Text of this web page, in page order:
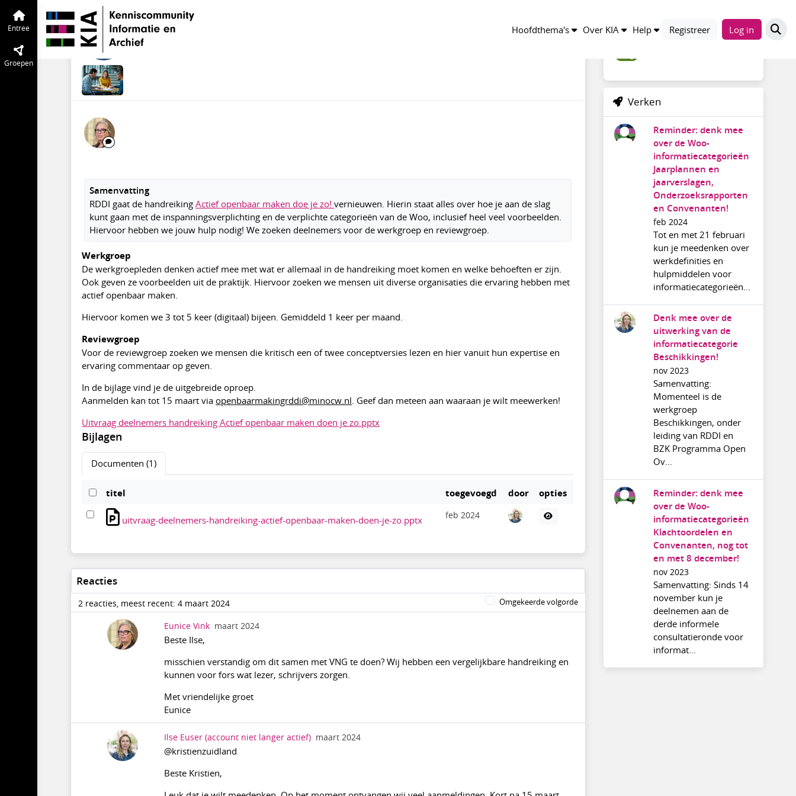
Hoofdthema's Over KIA Help Registreer Log in
Entree
Groepen
Informatiecategorieën Woo
Deelnemers gezocht voor de vernieuwde handreiking
feb 2024
Samenvatting
RDDI gaat de handreikingActief openbaar maken doe je zo!vernieuwen. Hierin staat alles over hoe je aan de slag
kunt gaan met de inspanningsverplichting en de verplichte categorieën van de Woo, inclusief heel veel voorbeelden.
Hiervoor hebben we jouw hulp nodig! We zoeken deelnemers voor de werkgroep en reviewgroep.
Werkgroep
De werkgroepleden denken actief mee met wat er allemaal in de handreiking moet komen en welke behoeften er zijn.
Ook geven ze voorbeelden uit de praktijk. Hiervoor zoeken we mensen uit diverse organisaties die ervaring hebben met
actief openbaar maken.
Hiervoor komen we 3 tot 5 keer (digitaal) bijeen. Gemiddeld 1 keer per maand.
Reviewgroep
Voor de reviewgroep zoeken we mensen die kritisch een of twee conceptversies lezen en hier vanuit hun expertise en
ervaring commentaar op geven.
In de bijlage vind je de uitgebreide oproep.
Aanmelden kan tot 15 maart viaopenbaarmakingrddi@minocw.nl . Geef dan meteen aan waaraan je wilt meewerken!
Uitvraag deelnemers handreiking Actief openbaar maken doen je zo.pptx
Bijlagen
Documenten (1)
titel toegevoegd door opties
uitvraag-deelnemers-handreiking-actief-openbaar-maken-doen-je-zo.pptx feb 2024
Reacties
2 reacties, meest recent: 4 maart 2024 Omgekeerde volgorde
Eunice Vink maart 2024
Beste Ilse,
misschien verstandig om dit samen met VNG te doen? Wij hebben een vergelijkbare handreiking en
kunnen voor fors wat lezer, schrijvers zorgen.
Met vriendelijke groet
Eunice
Ilse Euser (account niet langer actief) maart 2024
@kristienzuidland
Beste Kristien,
Verken
Reminder: denk mee
over de Woo-
informatiecategorieën
Jaarplannen en
jaarverslagen,
Onderzoeksrapporten
en Convenanten!
feb 2024
Tot en met 21 februari
kun je meedenken over
werkdefinities en
hulpmiddelen voor
informatiecategorieën...
Denk mee over de
uitwerking van de
informatiecategorie
Beschikkingen!
nov 2023
Samenvatting:
Momenteel is de
werkgroep
Beschikkingen, onder
leiding van RDDI en
BZK Programma Open
Ov...
Reminder: denk mee
over de Woo-
informatiecategorieën
Klachtoordelen en
Convenanten, nog tot
en met 8 december!
nov 2023
Samenvatting: Sinds 14
november kun je
deelnemen aan de
derde informele
consultatieronde voor
informat...